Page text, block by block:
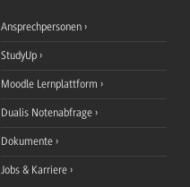
Ansprechpersonen
StudyUp
Moodle Lernplattform
Dualis Notenabfrage
Dokumente
Jobs & Karriere